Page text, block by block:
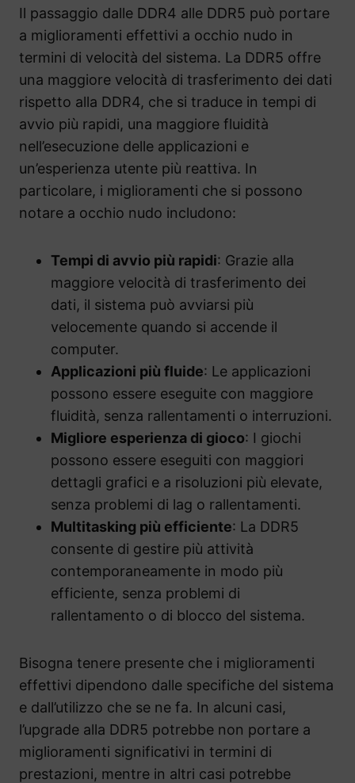
Il passaggio dalle DDR4 alle DDR5 può portare
a miglioramenti effettivi a occhio nudo in
termini di velocità del sistema. La DDR5 offre
una maggiore velocità di trasferimento dei dati
rispetto alla DDR4, che si traduce in tempi di
avvio più rapidi, una maggiore fluidità
nell’esecuzione delle applicazioni e
un’esperienza utente più reattiva. In
particolare, i miglioramenti che si possono
notare a occhio nudo includono:
Tempi di avvio più rapidi: Grazie alla
maggiore velocità di trasferimento dei
dati, il sistema può avviarsi più
velocemente quando si accende il
computer.
Applicazioni più fluide: Le applicazioni
possono essere eseguite con maggiore
fluidità, senza rallentamenti o interruzioni.
Migliore esperienza di gioco: I giochi
possono essere eseguiti con maggiori
dettagli grafici e a risoluzioni più elevate,
senza problemi di lag o rallentamenti.
Multitasking più efficiente: La DDR5
consente di gestire più attività
contemporaneamente in modo più
efficiente, senza problemi di
rallentamento o di blocco del sistema.
Bisogna tenere presente che i miglioramenti
effettivi dipendono dalle specifiche del sistema
e dall’utilizzo che se ne fa. In alcuni casi,
l’upgrade alla DDR5 potrebbe non portare a
miglioramenti significativi in termini di
prestazioni, mentre in altri casi potrebbe